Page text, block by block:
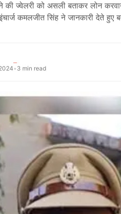
ज्वेलरी को असली बताकर लोन
कमलजीत सिंह ने जानकारी देते हुए
• 3 min read